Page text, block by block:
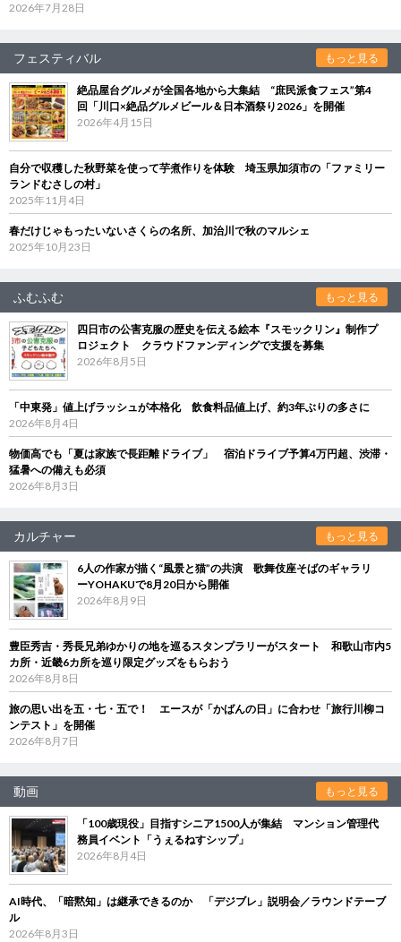
2026年7月28日
フェスティバル もっと見る
絶品屋台グルメが全国各地から大集結 “庶民派食フェス”第4
回「川口×絶品グルメビール＆日本酒祭り2026」を開催
2026年4月15日
自分で収穫した秋野菜を使って芋煮作りを体験 埼玉県加須市の「ファミリー
ランドむさしの村」
2025年11月4日
春だけじゃもったいないさくらの名所、加治川で秋のマルシェ
2025年10月23日
ふむふむ もっと見る
四日市の公害克服の歴史を伝える絵本『スモックリン』制作プ
ロジェクト クラウドファンディングで支援を募集
2026年8月5日
「中東発」値上げラッシュが本格化 飲食料品値上げ、約3年ぶりの多さに
2026年8月4日
物価高でも「夏は家族で長距離ドライブ」 宿泊ドライブ予算4万円超、渋滞・
猛暑への備えも必須
2026年8月3日
カルチャー もっと見る
6人の作家が描く“風景と猫”の共演 歌舞伎座そばのギャラリ
ーYOHAKUで8月20日から開催
2026年8月9日
豊臣秀吉・秀長兄弟ゆかりの地を巡るスタンプラリーがスタート 和歌山市内5
カ所・近畿6カ所を巡り限定グッズをもらおう
2026年8月8日
旅の思い出を五・七・五で！ エースが「かばんの日」に合わせ「旅行川柳コ
ンテスト」を開催
2026年8月7日
動画 もっと見る
「100歳現役」目指すシニア1500人が集結 マンション管理代
務員イベント「うぇるねすシップ」
2026年8月4日
AI時代、「暗黙知」は継承できるのか 「デジブレ」説明会／ラウンドテーブ
ル
2026年8月3日